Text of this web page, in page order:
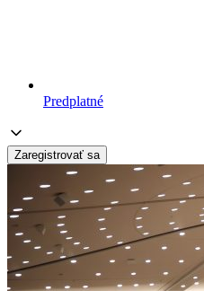
Predplatné
Zaregistrovať sa